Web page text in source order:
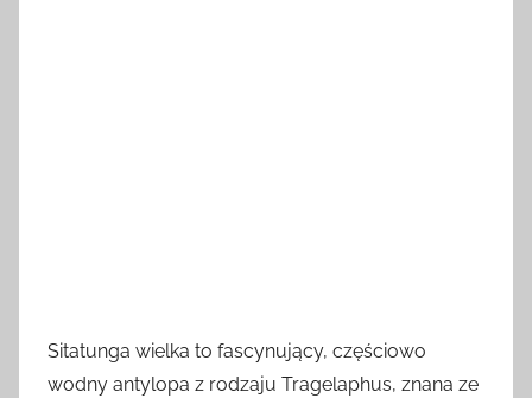
Sitatunga wielka to fascynujący, częściowo
wodny antylopa z rodzaju Tragelaphus, znana ze